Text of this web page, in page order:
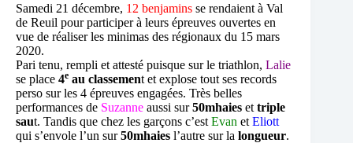
Samedi 21 décembre, 12 benjamins se rendaient à Val
de Reuil pour participer à leurs épreuves ouvertes en
vue de réaliser les minimas des régionaux du 15 mars
2020.
Pari tenu, rempli et attesté puisque sur le triathlon, Lalie
se place 4e au classement et explose tout ses records
perso sur les 4 épreuves engagées. Très belles
performances de Suzanne aussi sur50mhaies et triple
saut. Tandis que chez les garçons c’est Evan et Eliott
qui s’envole l’un sur50mhaies l’autre sur la longueur.